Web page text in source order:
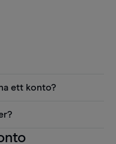
ett konto?
Reuters
på när man